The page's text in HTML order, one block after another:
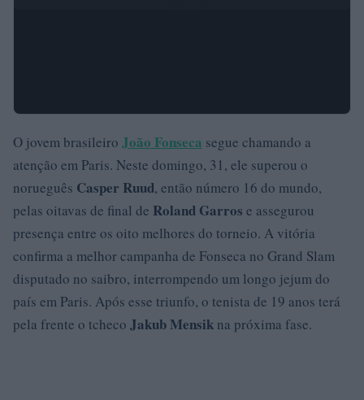
O jovem brasileiro João Fonseca segue chamando a
atenção em Paris. Neste domingo, 31, ele superou o
norueguês Casper Ruud, então número 16 do mundo,
pelas oitavas de final de Roland Garros e assegurou
presença entre os oito melhores do torneio. A vitória
confirma a melhor campanha de Fonseca no Grand Slam
disputado no saibro, interrompendo um longo jejum do
país em Paris. Após esse triunfo, o tenista de 19 anos terá
pela frente o tcheco Jakub Mensik na próxima fase.